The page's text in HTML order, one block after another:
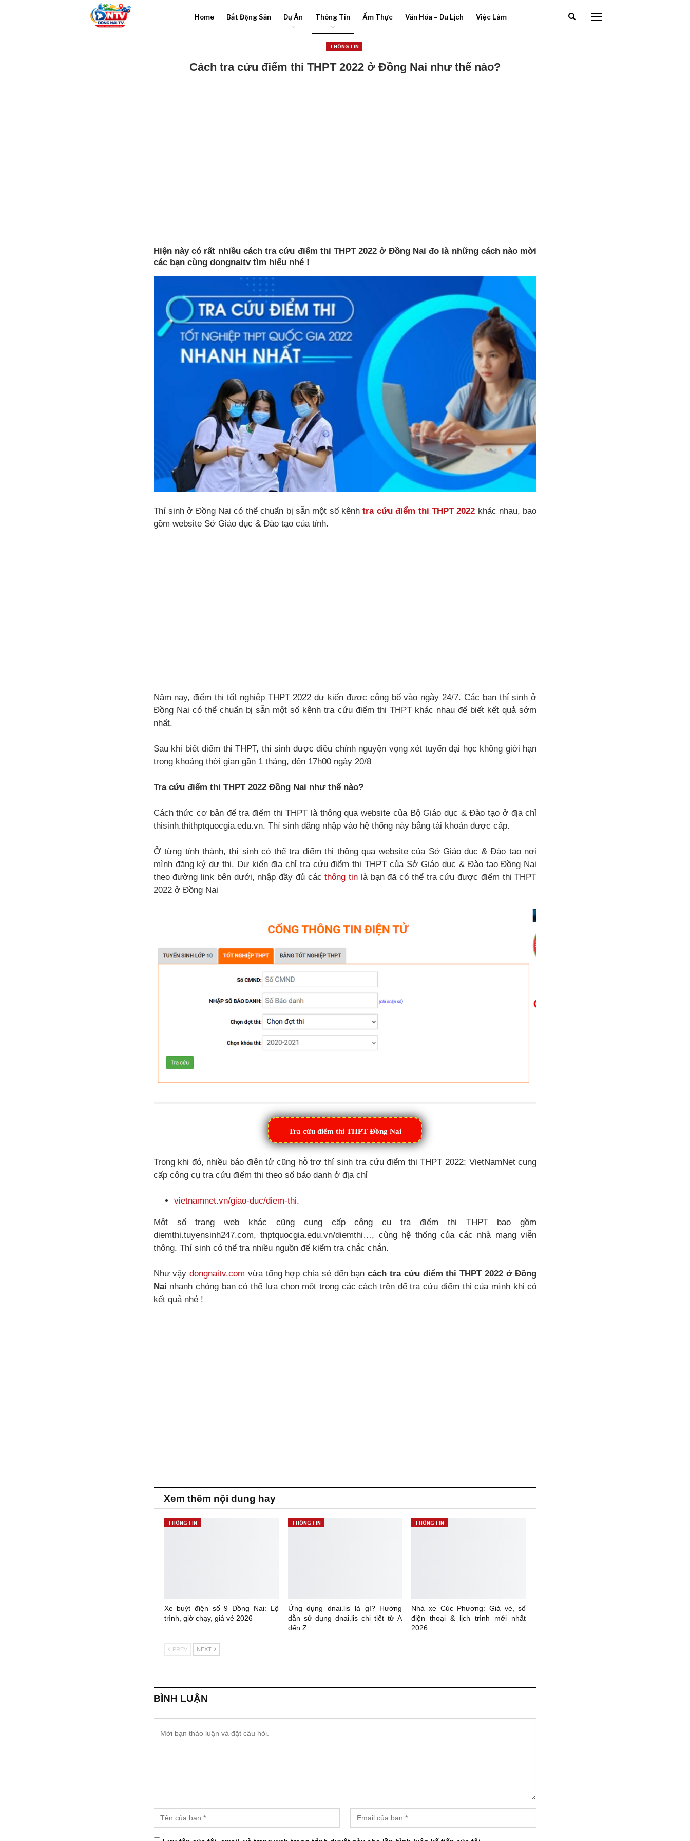
Home Bất Động Sản Dự Án Thông Tin Ẩm Thực Văn Hóa – Du Lịch Việc Làm
THÔNG TIN
Cách tra cứu điểm thi THPT 2022 ở Đồng Nai như thế nào?
Hiện này có rất nhiều cách tra cứu điểm thi THPT 2022 ở Đồng Nai đo là những cách nào mời
các bạn cùng dongnaitv tìm hiểu nhé !
Thí sinh ở Đồng Nai có thể chuẩn bị sẵn một số kênhtra cứu điểm thi THPT 2022 khác nhau, bao
gồm website Sở Giáo dục & Đào tạo của tỉnh.
Năm nay, điểm thi tốt nghiệp THPT 2022 dự kiến được công bố vào ngày 24/7. Các bạn thí sinh ở
Đồng Nai có thể chuẩn bị sẵn một số kênh tra cứu điểm thi THPT khác nhau để biết kết quả sớm
nhất.
Sau khi biết điểm thi THPT, thí sinh được điều chỉnh nguyện vọng xét tuyển đại học không giới hạn
trong khoảng thời gian gần 1 tháng, đến 17h00 ngày 20/8
Tra cứu điểm thi THPT 2022 Đồng Nai như thế nào?
Cách thức cơ bản để tra điểm thi THPT là thông qua website của Bộ Giáo dục & Đào tạo ở địa chỉ
thisinh.thithptquocgia.edu.vn. Thí sinh đăng nhập vào hệ thống này bằng tài khoản được cấp.
Ở từng tỉnh thành, thí sinh có thể tra điểm thi thông qua website của Sở Giáo dục & Đào tạo nơi
mình đăng ký dự thi. Dự kiến địa chỉ tra cứu điểm thi THPT của Sở Giáo dục & Đào tạo Đồng Nai
theo đường link bên dưới, nhập đầy đủ cácthông tin là bạn đã có thể tra cứu được điểm thi THPT
2022 ở Đồng Nai
Tra cứu điểm thi THPT Đồng Nai
Trong khi đó, nhiều báo điện tử cũng hỗ trợ thí sinh tra cứu điểm thi THPT 2022; VietNamNet cung
cấp công cụ tra cứu điểm thi theo số báo danh ở địa chỉ
vietnamnet.vn/giao-duc/diem-thi.
Một số trang web khác cũng cung cấp công cụ tra điểm thi THPT bao gồm
diemthi.tuyensinh247.com, thptquocgia.edu.vn/diemthi…, cùng hệ thống của các nhà mạng viễn
thông. Thí sinh có thể tra nhiều nguồn để kiểm tra chắc chắn.
Như vậydongnaitv.com vừa tổng hợp chia sẻ đến bạncách tra cứu điểm thi THPT 2022 ở Đồng
Nai nhanh chóng bạn có thể lựa chọn một trong các cách trên để tra cứu điểm thi của mình khi có
kết quả nhé !
Xem thêm nội dung hay
THÔNG TIN
Xe buýt điện số 9 Đồng Nai: Lộ
trình, giờ chạy, giá vé 2026
THÔNG TIN
Ứng dụng dnai.lis là gì? Hướng
dẫn sử dụng dnai.lis chi tiết từ A
đến Z
THÔNG TIN
Nhà xe Cúc Phương: Giá vé, số
điện thoại & lịch trình mới nhất
2026
PREV NEXT
BÌNH LUẬN